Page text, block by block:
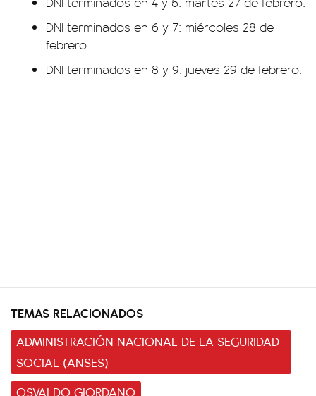
DNI terminados en 6 y 7: miércoles 28 de
febrero.
DNI terminados en 8 y 9: jueves 29 de febrero.
TEMAS RELACIONADOS
ADMINISTRACIÓN NACIONAL DE LA SEGURIDAD
SOCIAL (ANSES)
OSVALDO GIORDANO